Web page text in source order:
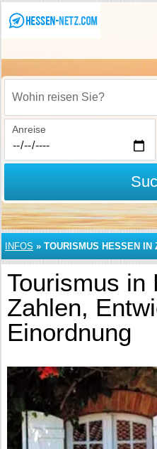
Wohin reisen Sie?
Anreise
INFOS » TOURISMUS HESSEN IN
Tourismus in
Zahlen,
Einordnung